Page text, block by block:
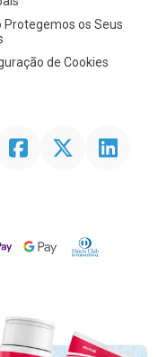
Protegemos os Seus
de Cookies
FacebookTwitter Linkedin
Google PayDiners Club